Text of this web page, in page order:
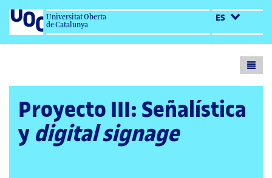
Universitat Oberta
de Catalunya
ES
Proyecto III: Señalística
y digital signage